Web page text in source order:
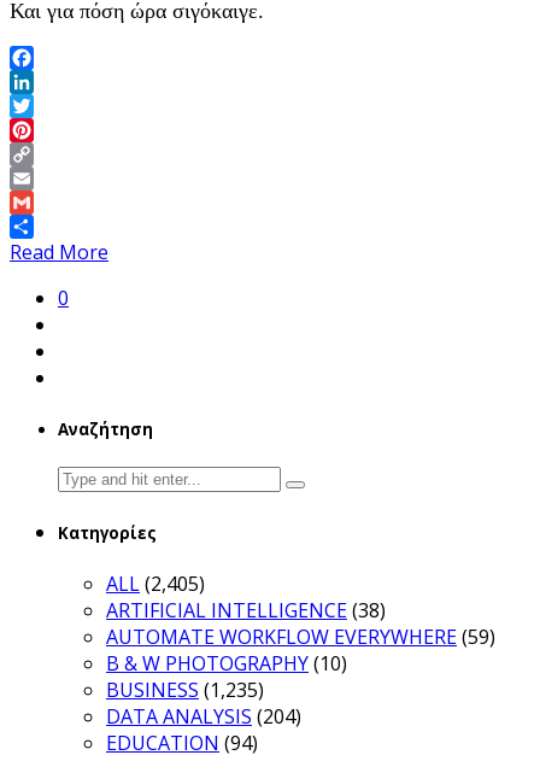
Και για πόση ώρα σιγόκαιγε.
Facebook
LinkedIn
Twitter
Pinterest
Copy
Link
Email
Gmail
Share
Read More
0
Αναζήτηση
Search
for:
Κατηγορίες
ALL(2,405)
ARTIFICIAL INTELLIGENCE(38)
AUTOMATE WORKFLOW EVERYWHERE(59)
B & W PHOTOGRAPHY(10)
BUSINESS (1,235)
DATA ANALYSIS (204)
EDUCATION (94)